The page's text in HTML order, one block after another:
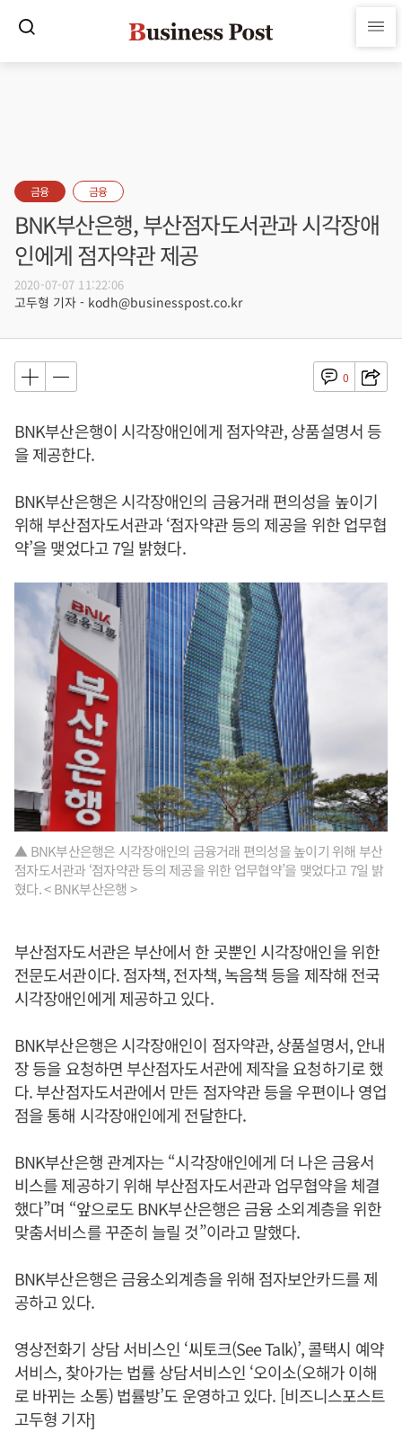
금융 금융
BNK부산은행, 부산점자도서관과 시각장애
인에게 점자약관 제공
2020-07-07 11:22:06
고두형 기자 - kodh@businesspost.co.kr
0
BNK부산은행이 시각장애인에게 점자약관, 상품설명서 등
을 제공한다.
BNK부산은행은 시각장애인의 금융거래 편의성을 높이기
위해 부산점자도서관과 ‘점자약관 등의 제공을 위한 업무협
약’을 맺었다고 7일 밝혔다.
▲ BNK부산은행은 시각장애인의 금융거래 편의성을 높이기 위해 부산
점자도서관과 ‘점자약관 등의 제공을 위한 업무협약’을 맺었다고 7일 밝
혔다. < BNK부산은행 >
부산점자도서관은 부산에서 한 곳뿐인 시각장애인을 위한
전문도서관이다. 점자책, 전자책, 녹음책 등을 제작해 전국
시각장애인에게 제공하고 있다.
BNK부산은행은 시각장애인이 점자약관, 상품설명서, 안내
장 등을 요청하면 부산점자도서관에 제작을 요청하기로 했
다. 부산점자도서관에서 만든 점자약관 등을 우편이나 영업
점을 통해 시각장애인에게 전달한다.
BNK부산은행 관계자는 “시각장애인에게 더 나은 금융서
비스를 제공하기 위해 부산점자도서관과 업무협약을 체결
했다”며 “앞으로도 BNK부산은행은 금융 소외계층을 위한
맞춤서비스를 꾸준히 늘릴 것”이라고 말했다.
BNK부산은행은 금융소외계층을 위해 점자보안카드를 제
공하고 있다.
영상전화기 상담 서비스인 ‘씨토크(See Talk)’, 콜택시 예약
서비스, 찾아가는 법률 상담서비스인 ‘오이소(오해가 이해
로 바뀌는 소통) 법률방’도 운영하고 있다. [비즈니스포스트
고두형 기자]